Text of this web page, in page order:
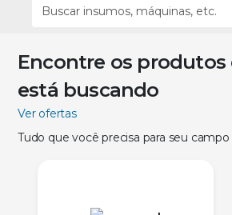
Encontre os produtos
está buscando
Ver ofertas
Tudo que você precisa para seu campo